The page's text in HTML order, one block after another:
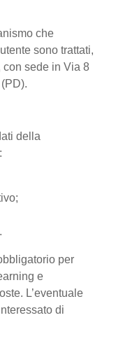
che
sono trattati,
con sede in Via 8
della
per
e
L’eventuale
di